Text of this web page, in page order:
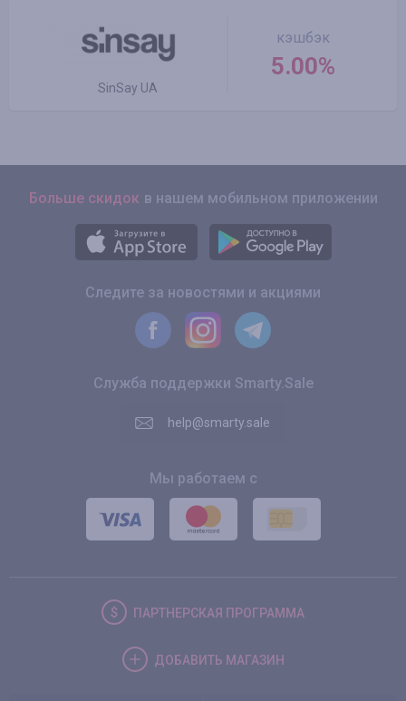
SinSay UA
кэшбэк
5.00%
Больше скидок в нашем мобильном приложении
Следите за новостями и акциями
Служба поддержки Smarty.Sale
help@smarty.sale
Мы работаем с
ПАРТНЕРСКАЯ ПРОГРАММА
ДОБАВИТЬ МАГАЗИН